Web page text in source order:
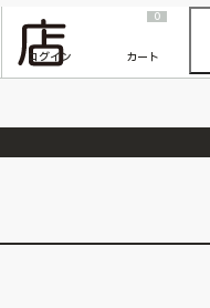
『ONE PIECE magazine 021 ONE PIECEカード付き同梱版』発売延期のご案内
ログイン
0
カート